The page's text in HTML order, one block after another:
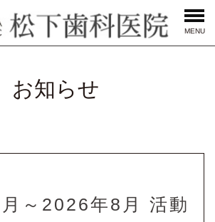
MENU
お知らせ
～2026年8月 活動